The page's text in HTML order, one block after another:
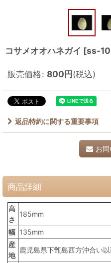
コサメオオハネガイ [ss-
販売価格: 800円(税込)
返品特約に関する重要事項
お
商品詳細
高
さ
185mm
幅 135mm
産
地
鹿児島県下甑島西方沖合い